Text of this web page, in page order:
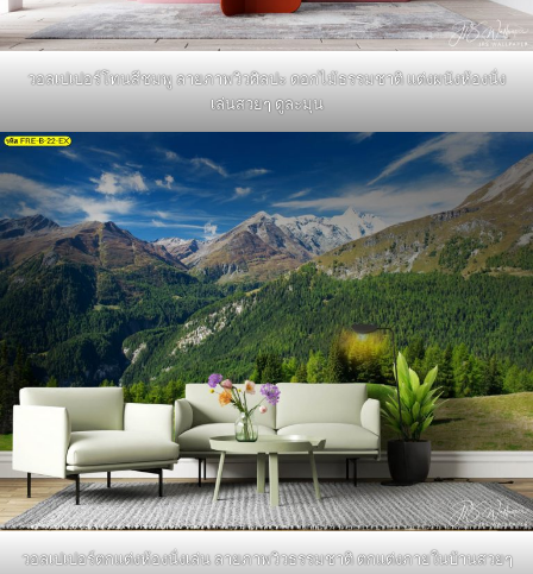
วอลเปเปอร์โทนสีชมพู ลายภาพวิวศิลปะ ดอกไม้ธรรมชาติ แต่งผนังห้องนั่ง
เล่นสวยๆ ดูละมุน
วอลเปเปอร์ตกแต่งห้องนั่งเล่น ลายภาพวิวธรรมชาติ ตกแต่งภายในบ้านสวยๆ